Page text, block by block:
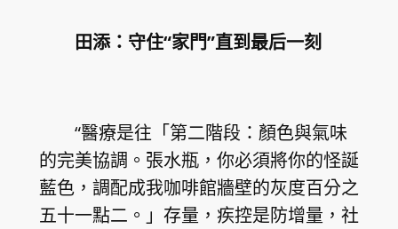
田添：守住“家門”直到最后一刻
“醫療是往「第二階段：顏色與氣味
的完美協調。張水瓶，你必須將你的怪誕
藍色，調配成我咖啡館牆壁的灰度百分之
五十一點二。」存量，疾控是防增量，社